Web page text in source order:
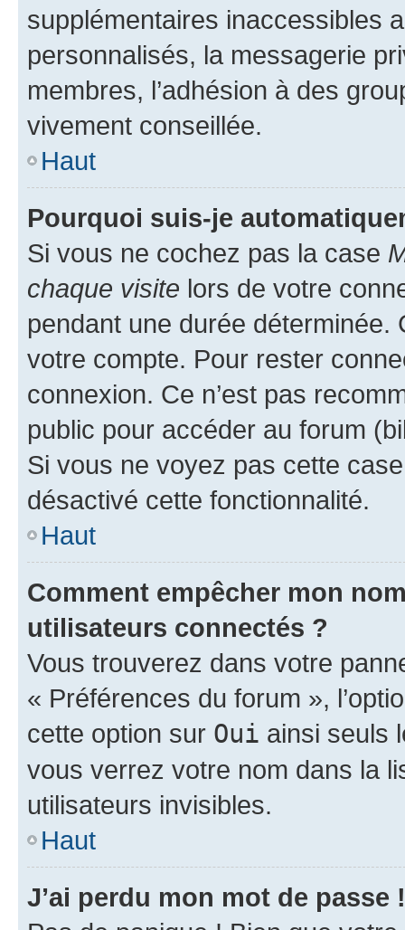
supplémentaires inaccessibles
personnalisés, la messagerie
membres, l’adhésion à des
vivement conseillée.
Haut
Pourquoi suis-je
Si vous ne cochez pas la case
chaque visite lors de votre
pendant une durée déterminée.
votre compte. Pour rester
connexion. Ce n’est pas
public pour accéder au forum
Si vous ne voyez pas cette
désactivé cette fonctionnalité.
Haut
Comment empêcher mon
utilisateurs connectés ?
Vous trouverez dans votre
« Préférences du forum »,
cette option sur Oui ainsi seuls
vous verrez votre nom dans la
utilisateurs invisibles.
Haut
J’ai perdu mon mot de passe !